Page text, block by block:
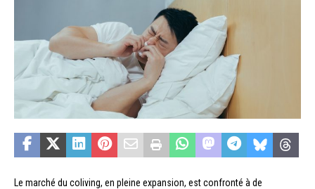
Le marché du coliving, en pleine expansion, est confronté à de